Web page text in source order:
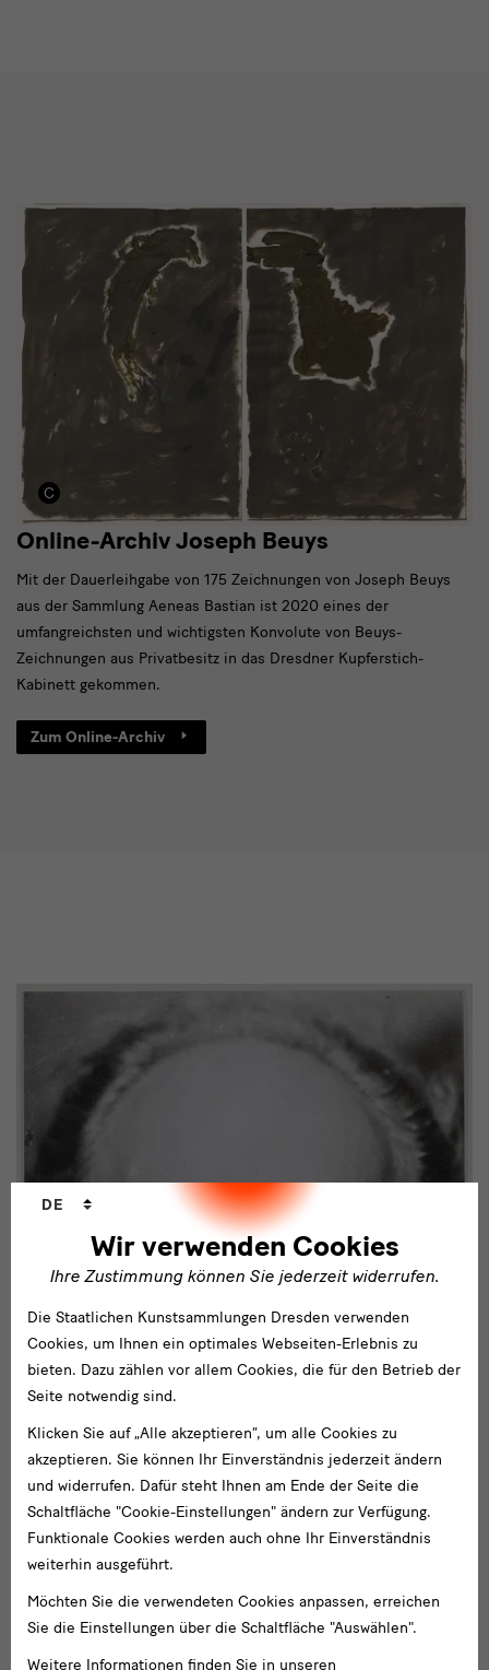
Online-Archiv Joseph Beuys
Mit der Dauerleihgabe von 175 Zeichnungen von Joseph Beuys
aus der Sammlung Aeneas Bastian ist 2020 eines der
umfangreichsten und wichtigsten Konvolute von Beuys-
Zeichnungen aus Privatbesitz in das Dresdner Kupferstich-
Kabinett gekommen.
Zum Online-Archiv
Wir verwenden Cookies
Ihre Zustimmung können Sie jederzeit widerrufen.
DE
Die Staatlichen Kunstsammlungen Dresden verwenden
Cookies, um Ihnen ein optimales Webseiten-Erlebnis zu
bieten. Dazu zählen vor allem Cookies, die für den Betrieb der
Seite notwendig sind.
Klicken Sie auf „Alle akzeptieren“, um alle Cookies zu
akzeptieren. Sie können Ihr Einverständnis jederzeit ändern
und widerrufen. Dafür steht Ihnen am Ende der Seite die
Schaltfläche "Cookie-Einstellungen" ändern zur Verfügung.
Funktionale Cookies werden auch ohne Ihr Einverständnis
weiterhin ausgeführt.
Möchten Sie die verwendeten Cookies anpassen, erreichen
Sie die Einstellungen über die Schaltfläche "Auswählen".
Weitere Informationen finden Sie in unseren